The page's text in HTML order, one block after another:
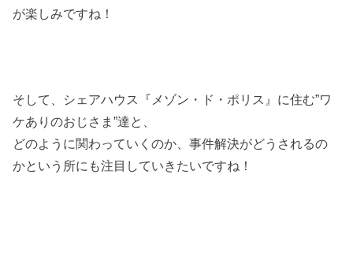
が楽しみですね！
そして、シェアハウス『メゾン・ド・ポリス』に住む”ワ
ケありのおじさま”達と、
どのように関わっていくのか、事件解決がどうされるの
かという所にも注目していきたいですね！